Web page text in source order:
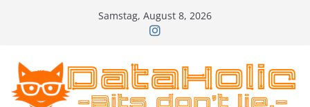
Samstag, August 8, 2026